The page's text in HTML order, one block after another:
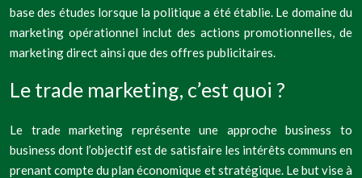
base des études lorsque la politique a été établie. Le domaine du
marketing opérationnel inclut des actions promotionnelles, de
marketing direct ainsi que des offres publicitaires.
Le trade marketing, c’est quoi ?
Le trade marketing représente une approche business to
business dont l’objectif est de satisfaire les intérêts communs en
prenant compte du plan économique et stratégique. Le but vise à